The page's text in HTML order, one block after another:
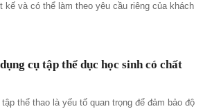
kế và có thể làm theo yêu cầu riêng của khách
cụ tập thể dục học sinh có chất
thể thao là yếu tố quan trọng để đảm bảo độ